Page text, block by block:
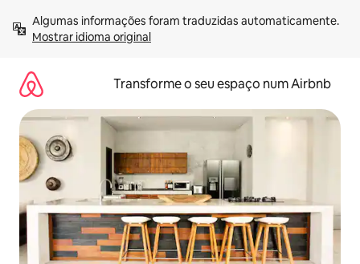
para
Mostrar idioma original
Transforme o seu espaço num Airbnb